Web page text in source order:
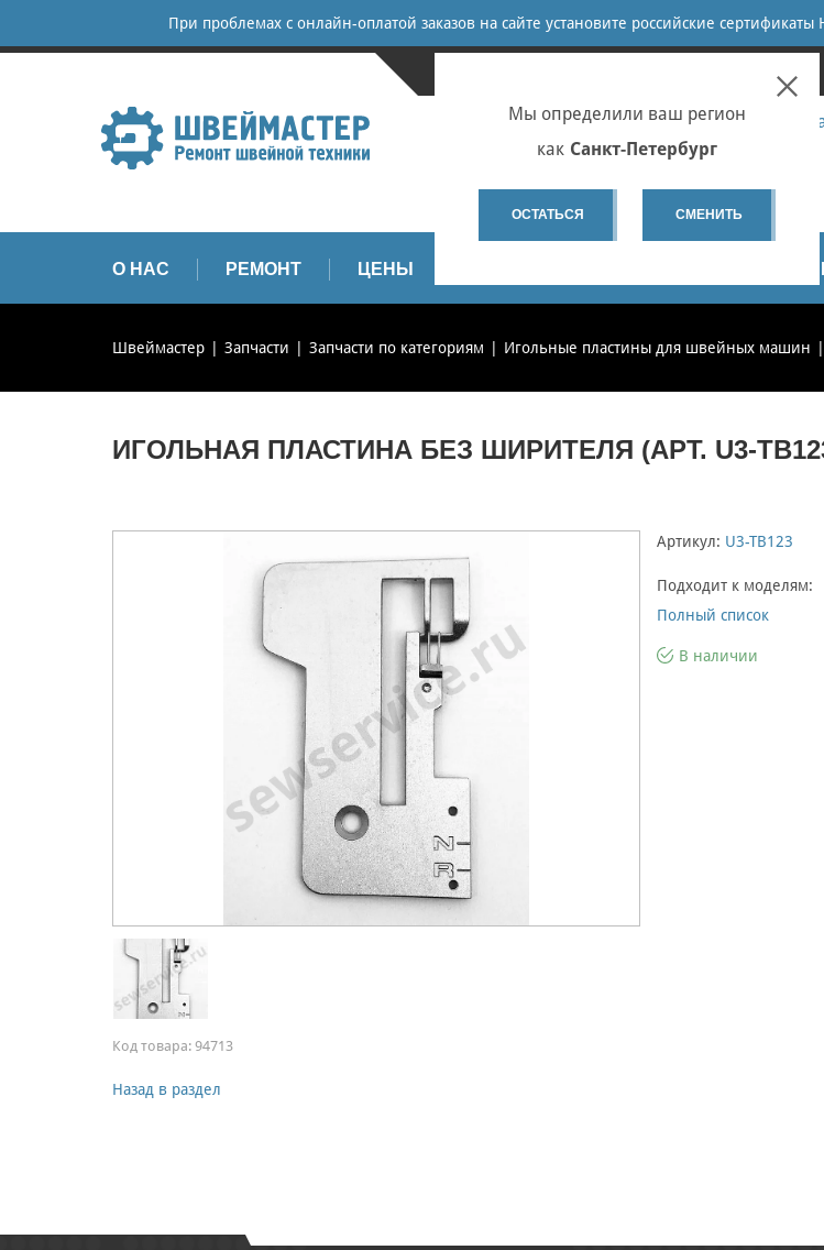
При проблемах с онлайн-оплатой заказов на сайте установите российские
Мы определили ваш регион
как Санкт-Петербург
ОСТАТЬСЯ СМЕНИТЬ
+7 (812) 655-67-58 Запчасти - интернет-
+7 (812) 655-67-37 Ремонт
infospb@sewservice.ru
О НАС РЕМОНТ ЦЕНЫ
Швеймастер Запчасти Запчасти по категориям Игольные пластины для швейных машин
ИГОЛЬНАЯ ПЛАСТИНА БЕЗ ШИРИТЕЛЯ (АРТ. U3-
Код товара: 94713
Назад в раздел
Артикул: U3-TB123
Подходит к моделям:
Полный список
В наличии